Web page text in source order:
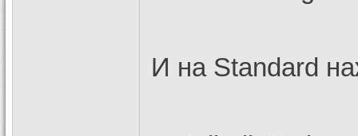
И на Standard